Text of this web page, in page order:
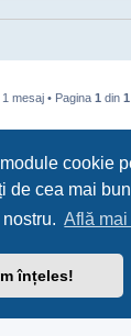
cookie
de cea mai
Află
înțeles!
1 mesaj • Pagina 1 din 1
Ora
® Forum Software ©
|Termeni de